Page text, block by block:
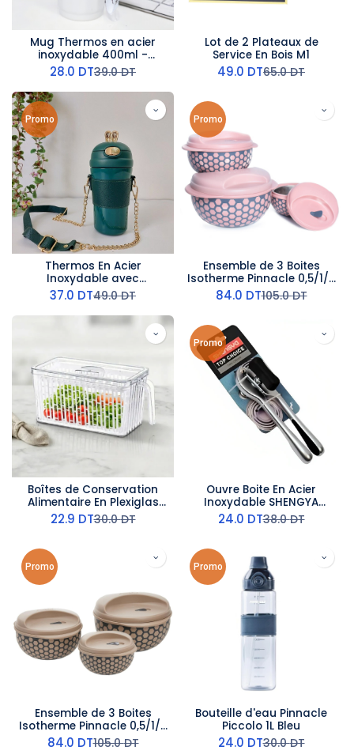
Mug Thermos en acier
inoxydable 400ml -
Couvercle Vert
28.0 DT39.0DT
Lot de 2 Plateaux de
Service En Bois M1
49.0 DT65.0DT
Promo
Thermos En Acier
Inoxydable avec
Bandoulière Vert Rotana
480ml
37.0 DT49.0DT
Promo
Ensemble de 3 Boites
Isotherme Pinnacle 0,5/1/2
L Rose
84.0 DT105.0DT
Boîtes de Conservation
Alimentaire En Plexiglas
Avec Couvercle
Rectangulaire
22.9 DT30.0DT
Promo
Ouvre Boite En Acier
Inoxydable SHENGYA
16,5Cm
24.0 DT38.0DT
Promo
Ensemble de 3 Boites
Isotherme Pinnacle 0,5/1/2
L Beige
84.0 DT105.0DT
Promo
Bouteille d'eau Pinnacle
Piccolo 1L Bleu
24.0 DT30.0DT